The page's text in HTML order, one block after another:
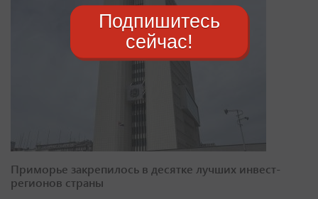
Приморье закрепилось в десятке лучших инвест-
регионов страны
Подпишитесь
сейчас!